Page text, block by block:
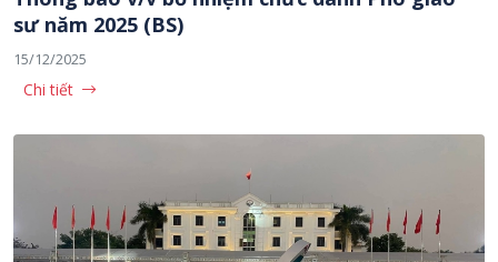
sư năm 2025 (BS)
15/12/2025
Chi tiết